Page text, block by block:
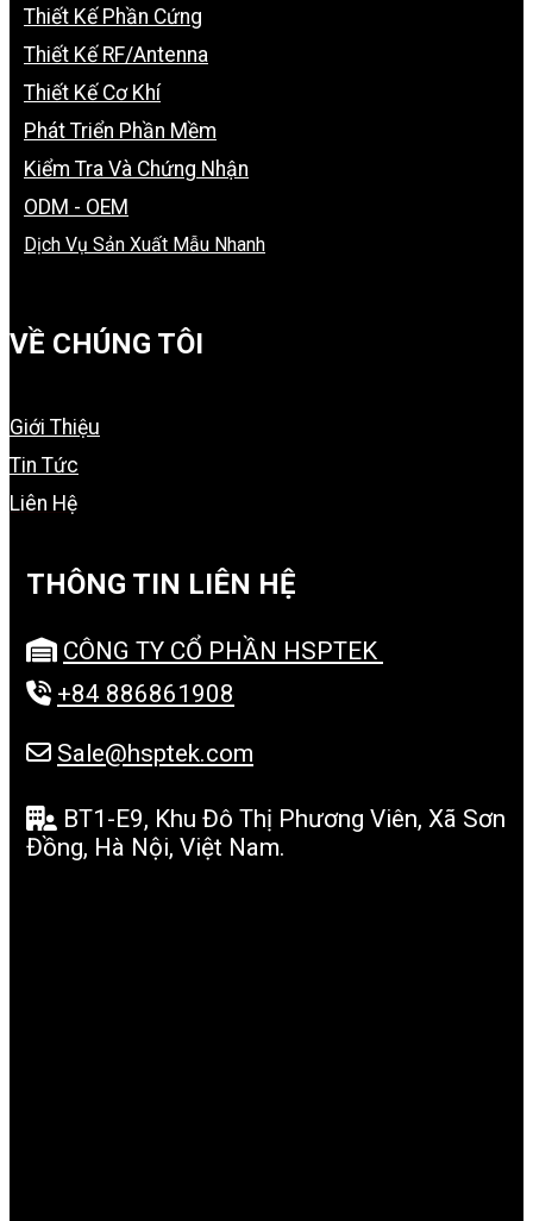
Thiết Kế Phần Cứng
Thiết Kế RF/Antenna
Thiết Kế Cơ Khí
Phát Triển Phần Mềm
Kiểm Tra Và Chứng Nhận
ODM - OEM
Dịch Vụ Sản Xuất Mẫu Nhanh
VỀ CHÚNG TÔI
Giới Thiệu
Tin Tức
Liên Hệ
THÔNG TIN LIÊN HỆ
CÔNG TY CỔ PHẦN HSPTEK
+84 886861908
Sale@hsptek.com
BT1-E9, Khu Đô Thị Phương Viên, Xã Sơn
Đồng, Hà Nội, Việt Nam.